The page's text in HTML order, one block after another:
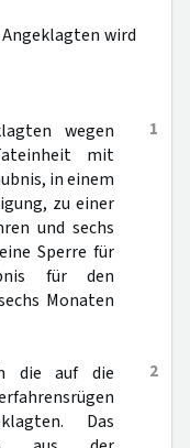
wird
1
wegen
mit
in einem
zu einer
und sechs
Sperre für
für den
Monaten
2
die auf die
Das